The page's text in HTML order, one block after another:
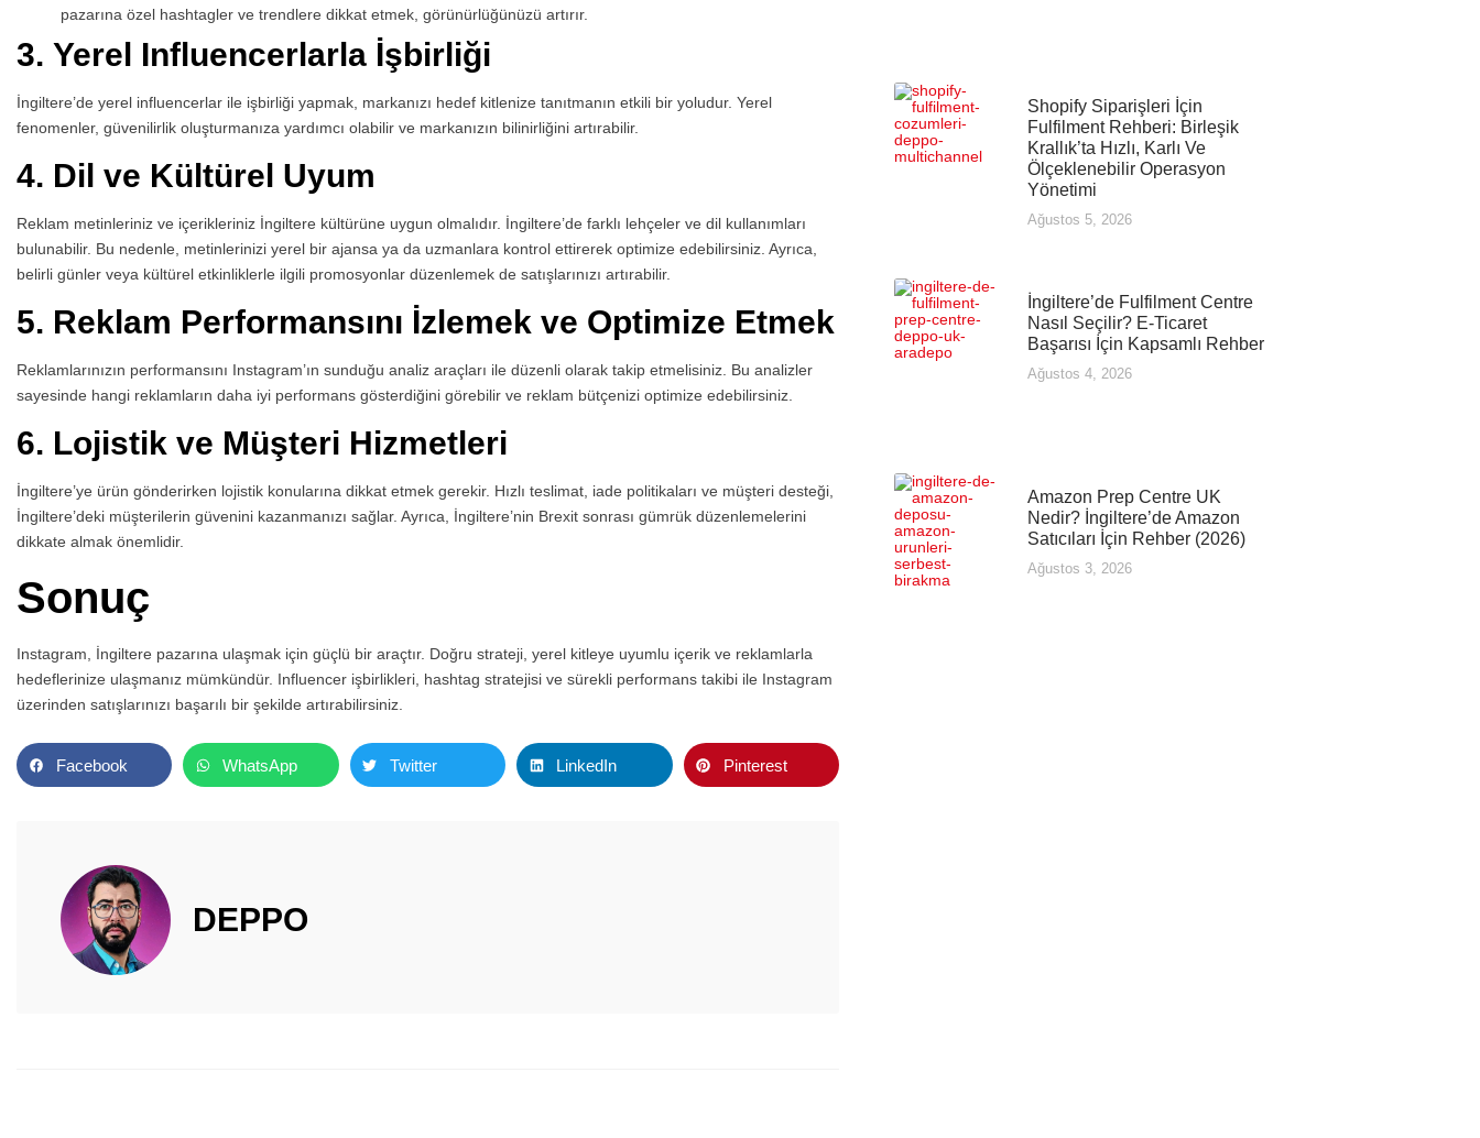
pazarına özel hashtagler ve trendlere dikkat etmek, görünürlüğünüzü artırır.
3. Yerel Influencerlarla İşbirliği
İngiltere’de yerel influencerlar ile işbirliği yapmak, markanızı hedef kitlenize tanıtmanın etkili bir yoludur. Yerel
fenomenler, güvenilirlik oluşturmanıza yardımcı olabilir ve markanızın bilinirliğini artırabilir.
4. Dil ve Kültürel Uyum
Reklam metinleriniz ve içerikleriniz İngiltere kültürüne uygun olmalıdır. İngiltere’de farklı lehçeler ve dil kullanımları
bulunabilir. Bu nedenle, metinlerinizi yerel bir ajansa ya da uzmanlara kontrol ettirerek optimize edebilirsiniz. Ayrıca,
belirli günler veya kültürel etkinliklerle ilgili promosyonlar düzenlemek de satışlarınızı artırabilir.
5. Reklam Performansını İzlemek ve Optimize Etmek
Reklamlarınızın performansını Instagram’ın sunduğu analiz araçları ile düzenli olarak takip etmelisiniz. Bu analizler
sayesinde hangi reklamların daha iyi performans gösterdiğini görebilir ve reklam bütçenizi optimize edebilirsiniz.
6. Lojistik ve Müşteri Hizmetleri
İngiltere’ye ürün gönderirken lojistik konularına dikkat etmek gerekir. Hızlı teslimat, iade politikaları ve müşteri desteği,
İngiltere’deki müşterilerin güvenini kazanmanızı sağlar. Ayrıca, İngiltere’nin Brexit sonrası gümrük düzenlemelerini
dikkate almak önemlidir.
Sonuç
Instagram, İngiltere pazarına ulaşmak için güçlü bir araçtır. Doğru strateji, yerel kitleye uyumlu içerik ve reklamlarla
hedeflerinize ulaşmanız mümkündür. Influencer işbirlikleri, hashtag stratejisi ve sürekli performans takibi ile Instagram
üzerinden satışlarınızı başarılı bir şekilde artırabilirsiniz.
Facebook WhatsApp Twitter LinkedIn Pinterest
DEPPO
Shopify Siparişleri İçin
Fulfilment Rehberi: Birleşik
Krallık’ta Hızlı, Karlı Ve
Ölçeklenebilir Operasyon
Yönetimi
Ağustos 5, 2026
İngiltere’de Fulfilment Centre
Nasıl Seçilir? E-Ticaret
Başarısı İçin Kapsamlı Rehber
Ağustos 4, 2026
Amazon Prep Centre UK
Nedir? İngiltere’de Amazon
Satıcıları İçin Rehber (2026)
Ağustos 3, 2026